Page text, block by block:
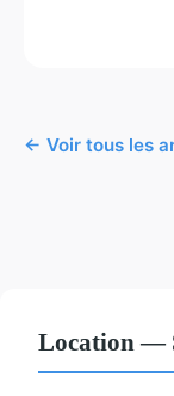
← Voir tous les
Location —